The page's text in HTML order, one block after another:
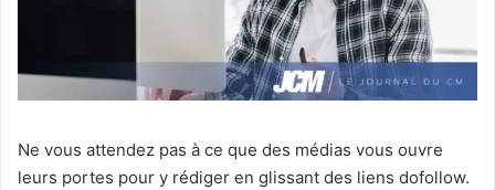
Ne vous attendez pas à ce que des médias vous ouvre
leurs portes pour y rédiger en glissant des liens dofollow.